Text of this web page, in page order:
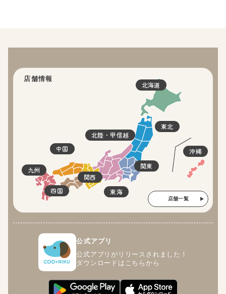
店舗情報
北海道
東北
関東
北陸・甲信越
東海
関西
四国
中国
九州
沖縄
店舗一覧
公式アプリ
公式アプリがリリースされました！
ダウンロードはこちらから